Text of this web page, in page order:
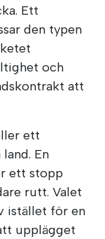
Ett
den typen
och
att
ett
En
ett stopp
rutt. Valet
istället för en
upplägget